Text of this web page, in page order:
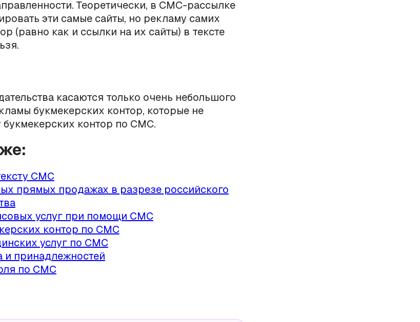
Теоретически, в СМС-рассылке
эти самые сайты, но рекламу самих
(равно как и ссылки на их сайты) в тексте
.
касаются только очень небольшого
букмекерских контор, которые не
контор по СМС.
СМС
прямых продажах в разрезе российского
услуг при помощи СМС
контор по СМС
услуг по СМС
и принадлежностей
по СМС